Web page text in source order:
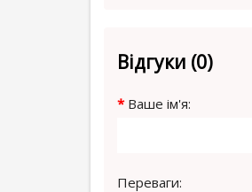
Відгуки (0)
Ваше ім'я:
Переваги: